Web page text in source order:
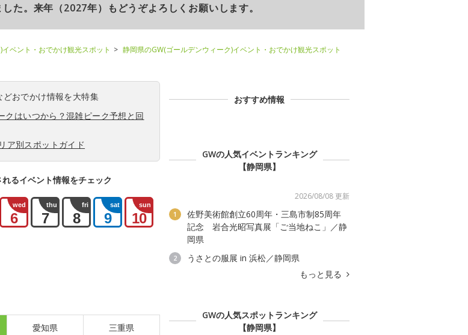
た。来年（2027年）もどうぞよろしくお願いします。
ベント・おでかけ観光スポット
静岡県のGW(ゴールデンウィーク)イベント・おでかけ観光スポット
どおでかけ情報を大特集
クはいつから？混雑ピーク予想と回
ア別スポットガイド
るイベント情報をチェック
wed
6
thu
7
fri
8
sat
9
sun
10
愛知県 三重県
おすすめ情報
GWの人気イベントランキング
【静岡県】
2026/08/08 更新
1
佐野美術館創立60周年・三島市制85周年
記念 岩合光昭写真展「ご当地ねこ」／静
岡県
2
うさとの服展 in 浜松／静岡県
もっと見る
GWの人気スポットランキング
【静岡県】